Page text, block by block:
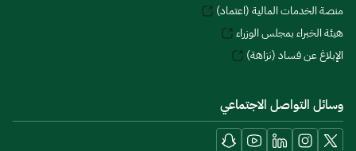
منصة الخدمات المالية (اعتماد)
هيئة الخبراء بمجلس الوزراء
الإبلاغ عن فساد (نزاهة)
وسائل التواصل الاجتماعي